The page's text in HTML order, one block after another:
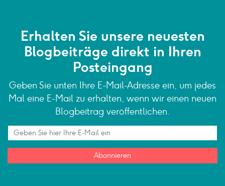
Erhalten Sie unsere neuesten
Blogbeiträge direkt in Ihren
Posteingang
Geben Sie unten Ihre E-Mail-Adresse ein, um jedes
Mal eine E-Mail zu erhalten, wenn wir einen neuen
Blogbeitrag veröffentlichen.
Abonnieren